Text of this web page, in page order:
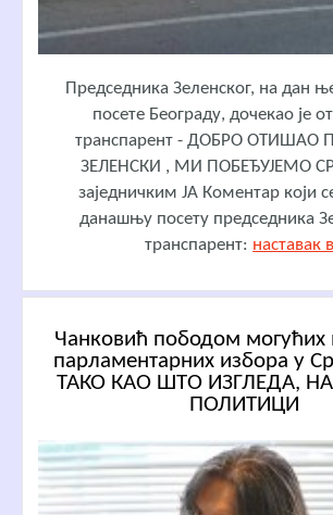
Председника Зеленског, на дан
посете Београду, дочекао је
транспарент - ДОБРО ОТИШАО
ЗЕЛЕНСКИ , МИ ПОБЕЂУЈЕМО
заједничким ЈА Коментар који
данашњу посету председника
транспарент: наставак
Чанковић пободом могућих
парламентарних избора у
ТАКО КАО ШТО ИЗГЛЕДА,
ПОЛИТИЦИ